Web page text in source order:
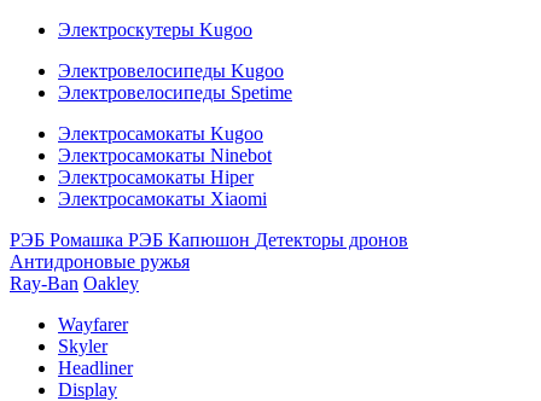
Электроскутеры Kugoo
Электровелосипеды Kugoo
Электровелосипеды Spetime
Электросамокаты Kugoo
Электросамокаты Ninebot
Электросамокаты Hiper
Электросамокаты Xiaomi
РЭБ Ромашка РЭБ Капюшон Детекторы дронов
Антидроновые ружья
Ray-Ban Oakley
Wayfarer
Skyler
Headliner
Display